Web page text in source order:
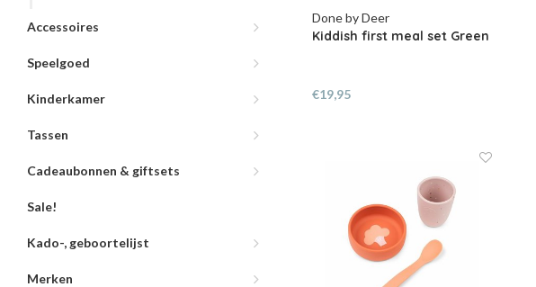
Accessoires
Speelgoed
Kinderkamer
Tassen
Cadeaubonnen & giftsets
Sale!
Kado-, geboortelijst
Merken
Done by Deer
Kiddish first meal set Green
€19,95